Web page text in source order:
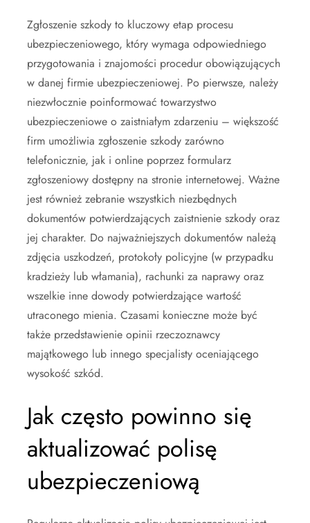
Zgłoszenie szkody to kluczowy etap procesu
ubezpieczeniowego, który wymaga odpowiedniego
przygotowania i znajomości procedur obowiązujących
w danej firmie ubezpieczeniowej. Po pierwsze, należy
niezwłocznie poinformować towarzystwo
ubezpieczeniowe o zaistniałym zdarzeniu – większość
firm umożliwia zgłoszenie szkody zarówno
telefonicznie, jak i online poprzez formularz
zgłoszeniowy dostępny na stronie internetowej. Ważne
jest również zebranie wszystkich niezbędnych
dokumentów potwierdzających zaistnienie szkody oraz
jej charakter. Do najważniejszych dokumentów należą
zdjęcia uszkodzeń, protokoły policyjne (w przypadku
kradzieży lub włamania), rachunki za naprawy oraz
wszelkie inne dowody potwierdzające wartość
utraconego mienia. Czasami konieczne może być
także przedstawienie opinii rzeczoznawcy
majątkowego lub innego specjalisty oceniającego
wysokość szkód.
Jak często powinno się
aktualizować polisę
ubezpieczeniową